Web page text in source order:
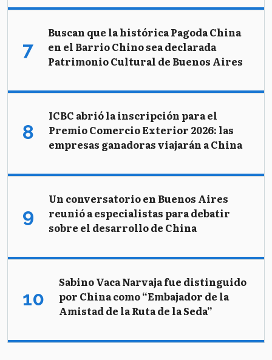
Buscan que la histórica Pagoda China
en el Barrio Chino sea declarada
Patrimonio Cultural de Buenos Aires
ICBC abrió la inscripción para el
Premio Comercio Exterior 2026: las
empresas ganadoras viajarán a China
Un conversatorio en Buenos Aires
reunió a especialistas para debatir
sobre el desarrollo de China
Sabino Vaca Narvaja fue distinguido
por China como “Embajador de la
Amistad de la Ruta de la Seda”